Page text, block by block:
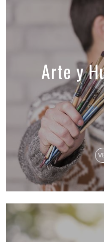
Arte y